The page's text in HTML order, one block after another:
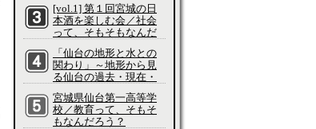
もそもなんだろう？
[vol.1] 第１回宮城の日
本酒を楽しむ会／社会
って、そもそもなんだ
「仙台の地形と水との
関わり」～地形から見
る仙台の過去・現在・
もそもなんだろう？
宮城県仙台第一高等学
校／教育って、そもそ
もなんだろう？